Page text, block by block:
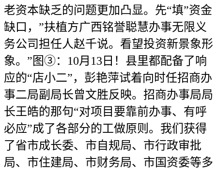
老资本缺乏的问题更加凸显。先“填”资金
缺口，”扶植方广西铭誉聪慧办事无限义
务公司担任人赵千说。看望投资新景象形
象。”图③：10月13日！县里都配备了响
应的“店小二”，彭艳萍试着向时任招商办
事二局副局长曾文胜反映。招商办事局局
长王皓的那句“对项目要靠前办事、有呼
必应”成了各部分的工做原则。我们获得
了省市成长委、市自规局、市行政审批
局、市住建局、市财务局、市国资委等多